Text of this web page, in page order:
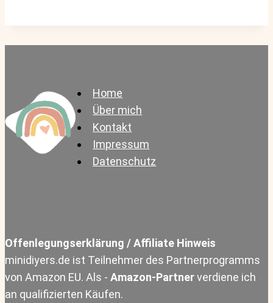
Märchenwelten
entstehen
Home
Über mich
Kontakt
Impressum
Datenschutz
Offenlegungserklärung / Affiliate Hinweis
minidiyers.de ist Teilnehmer des Partnerprogramms
von Amazon EU. Als - Amazon-Partnerverdiene ich
an qualifizierten Käufen.